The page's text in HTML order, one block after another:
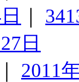
日
2011